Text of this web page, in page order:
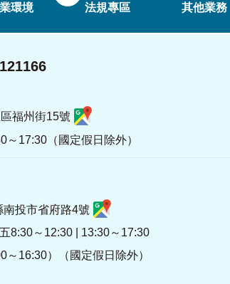
環境 法規專區 其他業務
福州街15號
17:30（國定假日除外）
投市省府路4號
8:30～12:30 | 13:30～17:30
～16:30）（國定假日除外）